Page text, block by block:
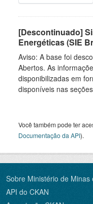
[Descontinuado]
Energéticas (SIE
Aviso: A base foi
Abertos. As
disponibilizadas em
disponíveis nas
Você também pode ter
Documentação da API).
Sobre Ministério de Minas
API do CKAN